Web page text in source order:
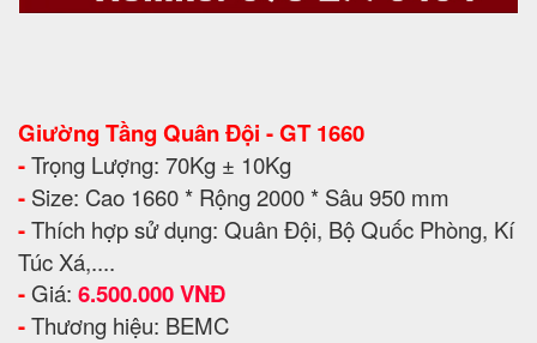
Giường Tầng Quân Đội - GT 1660
-Trọng Lượng: 70Kg ± 10Kg
- Size: Cao 1660 * Rộng 2000 * Sâu 950 mm
-Thích hợp sử dụng: Quân Đội, Bộ Quốc Phòng, Kí
Túc Xá,....
- Giá: 6.500.000 VNĐ
-Thương hiệu: BEMC